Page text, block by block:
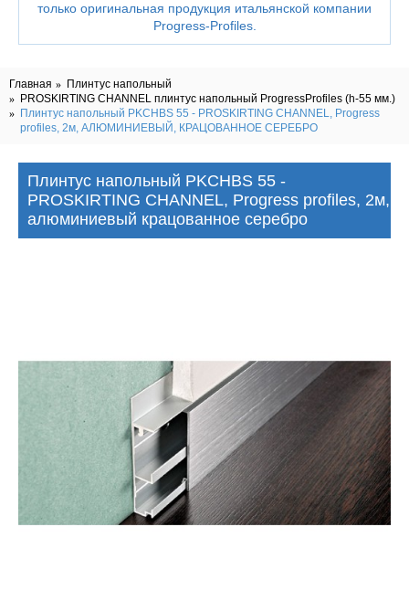
только оригинальная продукция итальянской компании
Progress-Profiles.
Главная
Плинтус напольный
PROSKIRTING CHANNEL плинтус напольный ProgressProfiles (h-55 мм.)
Плинтус напольный PKCHBS 55 - PROSKIRTING CHANNEL, Progress
profiles, 2м, АЛЮМИНИЕВЫЙ, КРАЦОВАННОЕ СЕРЕБРО
Плинтус напольный PKCHBS 55 -
PROSKIRTING CHANNEL, Progress profiles, 2м,
алюминиевый крацованное серебро